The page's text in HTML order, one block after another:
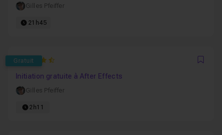
Gilles Pfeiffer
21h45
Gratuit
4.9130434782609
Initiation gratuite à After Effects
Gilles Pfeiffer
2h11